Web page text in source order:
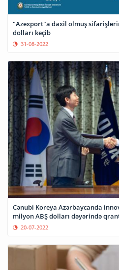
"Azexport"a daxil olmuş
dolları keçib
31-08-2022
Cənubi Koreya Azərbaycanda
milyon ABŞ dolları dəyərində
20-07-2022